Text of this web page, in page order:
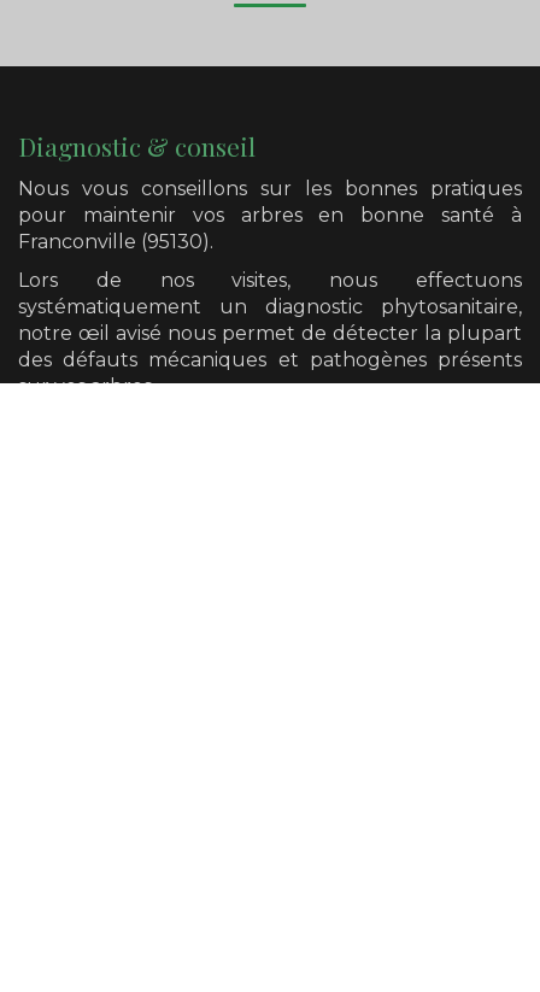
Diagnostic & conseil
Nous vous conseillons sur les bonnes pratiques
pour maintenir vos arbres en bonne santé à
Franconville (95130).
Lors de nos visites, nous effectuons
systématiquement un diagnostic phytosanitaire,
notre œil avisé nous permet de détecter la plupart
des défauts mécaniques et pathogènes présents
sur vos arbres.